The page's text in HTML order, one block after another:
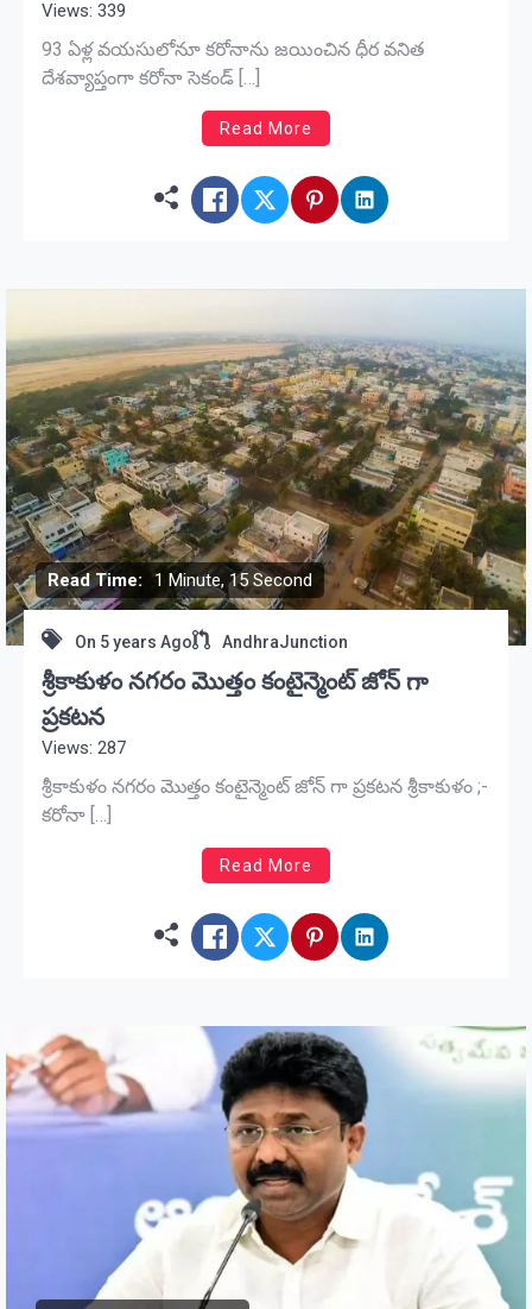
Views: 339
93 ఏళ్ల వయసులోనూ కరోనాను జయించిన ధీర వనిత
దేశవ్యాప్తంగా కరోనా సెకండ్ […]
Read More
Read Time: 1 Minute, 15 Second
On 5 years Ago AndhraJunction
శ్రీకాకుళం నగరం మొత్తం కంటైన్మెంట్ జోన్ గా
ప్రకటన
Views: 287
శ్రీకాకుళం నగరం మొత్తం కంటైన్మెంట్ జోన్ గా ప్రకటన శ్రీకాకుళం ;-
కరోనా […]
Read More